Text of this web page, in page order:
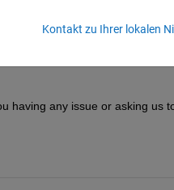
having any issue or asking us
Kontakt zu Ihrer lokalen